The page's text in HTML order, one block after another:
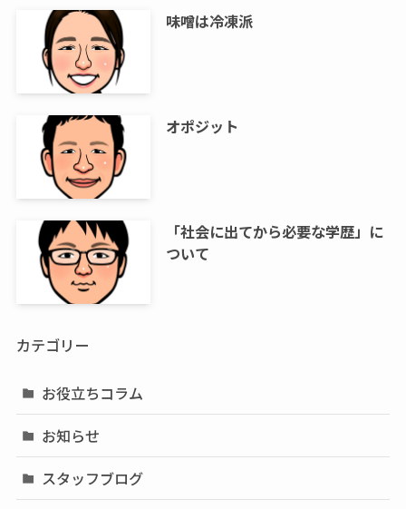
味噌は冷凍派
オポジット
「社会に出てから必要な学歴」に
ついて
カテゴリー
お役立ちコラム
お知らせ
スタッフブログ